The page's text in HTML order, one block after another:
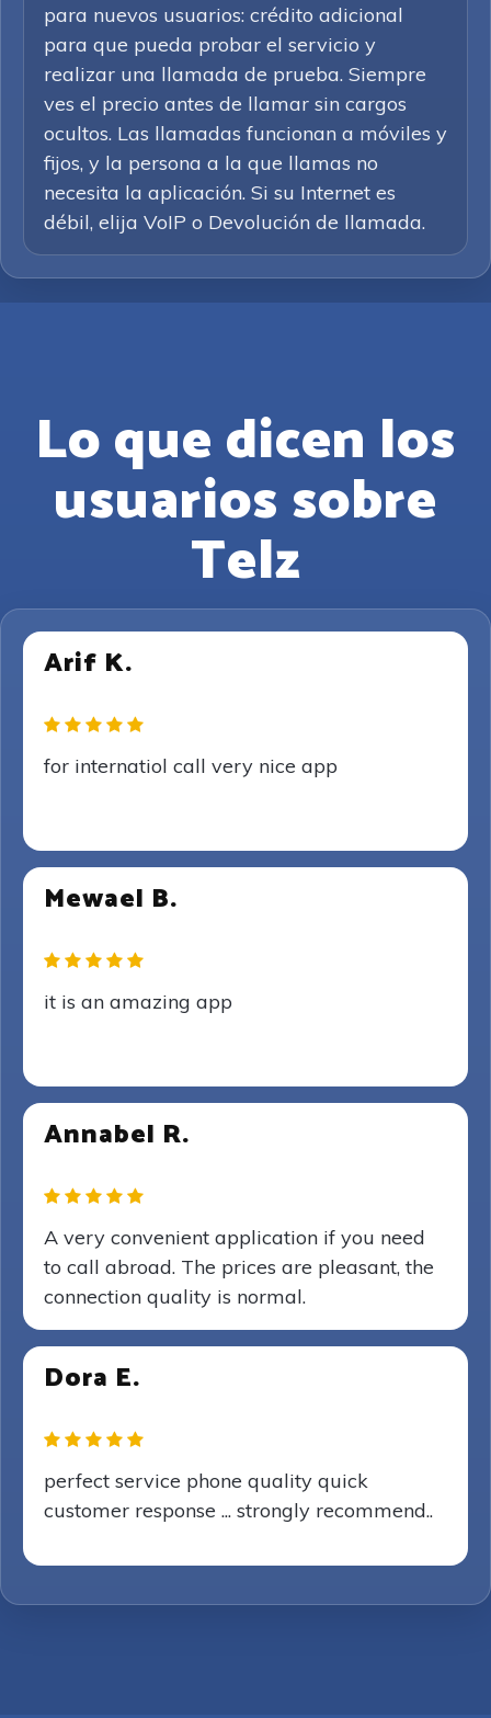
para nuevos usuarios: crédito adicional
para que pueda probar el servicio y
realizar una llamada de prueba. Siempre
ves el precio antes de llamar sin cargos
ocultos. Las llamadas funcionan a móviles y
fijos, y la persona a la que llamas no
necesita la aplicación. Si su Internet es
débil, elija VoIP o Devolución de llamada.
Lo que dicen los
usuarios sobre
Telz
Arif K.
for internatiol call very nice app
Mewael B.
it is an amazing app
Annabel R.
A very convenient application if you need
to call abroad. The prices are pleasant, the
connection quality is normal.
Dora E.
perfect service phone quality quick
customer response ... strongly recommend..